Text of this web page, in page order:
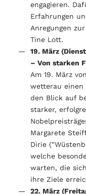
engagieren.
Erfahrungen
Anregungen
Tine Lott.
19. März
– Von starken
Am 19. März
wetterau einen
den Blick auf
starker,
Margarete
Dirie
welche
warten, die
ihre Ziele
22. März